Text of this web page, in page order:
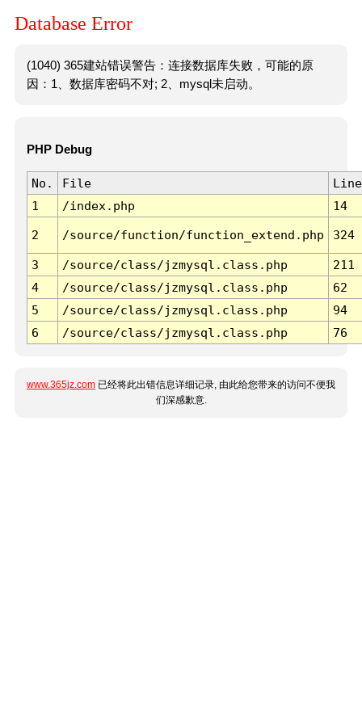
Database Error
(1040) 365建站错误警告：连接数据库失败，可能的原
因：1、数据库密码不对; 2、mysql未启动。
PHP Debug
No. File
Line
1
/index.php 14
2 /source/function/function_extend.php 324
3 /source/class/jzmysql.class.php
211
4
/source/class/jzmysql.class.php
62
5
/source/class/jzmysql.class.php
94
6
/source/class/jzmysql.class.php 76
www.365jz.com 已经将此出错信息详细记录, 由此给您带来的访问不便我
们深感歉意.